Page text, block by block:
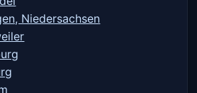
Niedersachsen